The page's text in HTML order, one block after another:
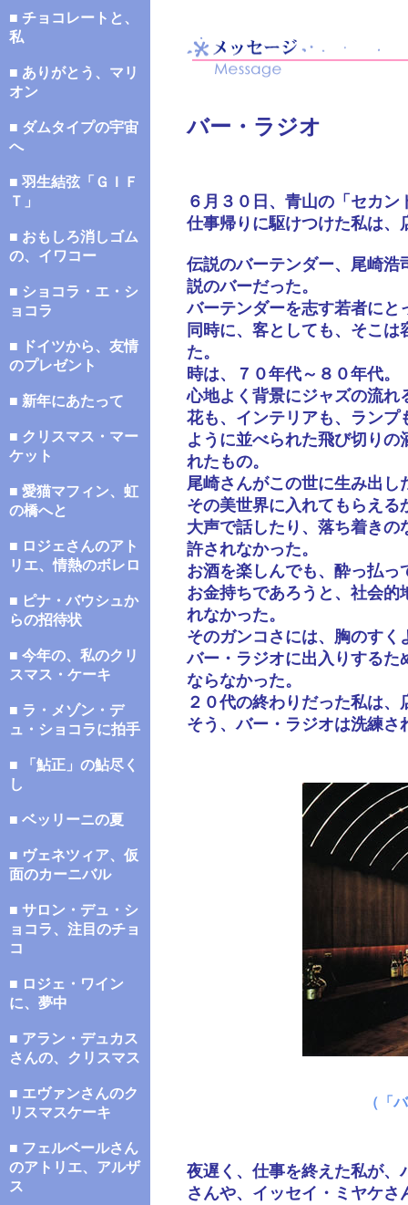
■ チョコレートと、
私
■ ありがとう、マリ
オン
■ ダムタイプの宇宙
へ
■ 羽生結弦「ＧＩＦ
Ｔ」
■ おもしろ消しゴム
の、イワコー
■ ショコラ・エ・シ
ョコラ
■ ドイツから、友情
のプレゼント
■ 新年にあたって
■ クリスマス・マー
ケット
■ 愛猫マフィン、虹
の橋へと
■ ロジェさんのアト
リエ、情熱のボレロ
■ ピナ・バウシュか
らの招待状
■ 今年の、私のクリ
スマス・ケーキ
■ ラ・メゾン・デ
ュ・ショコラに拍手
■ 「鮎正」の鮎尽く
し
■ ベッリーニの夏
■ ヴェネツィア、仮
面のカーニバル
■ サロン・デュ・シ
ョコラ、注目のチョ
コ
■ ロジェ・ワイン
に、夢中
■ アラン・デュカス
さんの、クリスマス
■ エヴァンさんのク
リスマスケーキ
■ フェルベールさん
のアトリエ、アルザ
ス
バー・ラジオ
６月３０日、青山の「セカ
仕事帰りに駆けつけた私は、
伝説のバーテンダー、尾崎浩
説のバーだった。
バーテンダーを志す若者にと
同時に、客としても、そこ
た。
時は、７０年代～８０年代。
心地よく背景にジャズの流れ
花も、インテリアも、ランプ
ように並べられた飛び切り
れたもの。
尾崎さんがこの世に生み出
その美世界に入れてもらえ
大声で話したり、落ち着き
許されなかった。
お酒を楽しんでも、酔っ払っ
お金持ちであろうと、社会
れなかった。
そのガンコさには、胸のす
バー・ラジオに出入りするた
ならなかった。
２０代の終わりだった私は
そう、バー・ラジオは洗練
（「
夜遅く、仕事を終えた私が、
さんや、イッセイ・ミヤケ